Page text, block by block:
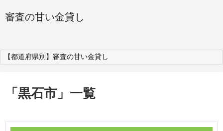
審査の甘い金貸し
【都道府県別】審査の甘い金貸し
「 黒石市 」 一覧